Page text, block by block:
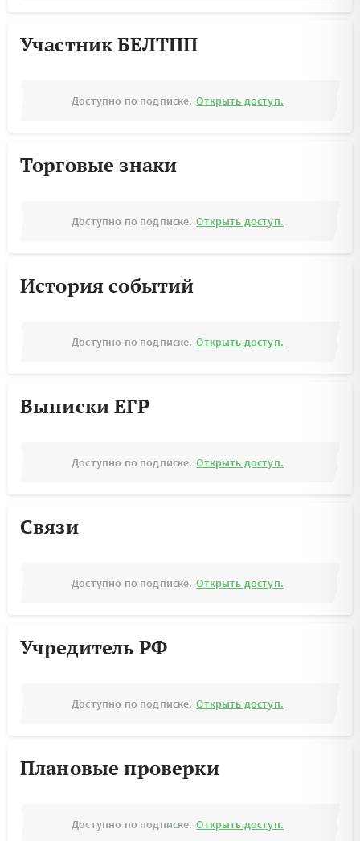
Участник БЕЛТПП
Доступно по подписке. Открыть доступ.
Торговые знаки
Доступно по подписке. Открыть доступ.
История событий
Доступно по подписке. Открыть доступ.
Выписки ЕГР
Доступно по подписке. Открыть доступ.
Связи
Доступно по подписке. Открыть доступ.
Учредитель РФ
Доступно по подписке. Открыть доступ.
Плановые проверки
Доступно по подписке. Открыть доступ.